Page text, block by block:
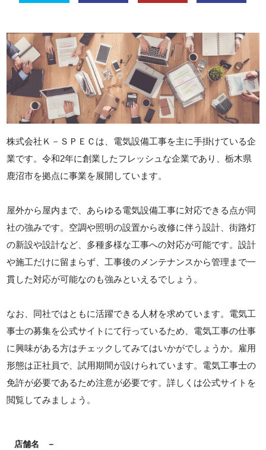
株式会社Ｋ－ＳＰＥＣは、電気設備工事を主に手掛けている企
業です。令和2年に創業したフレッシュな企業であり、栃木県
鹿沼市を拠点に事業を展開しています。
屋外から屋内まで、あらゆる電気設備工事に対応できる点が同
社の強みです。空調や照明の設置から改修に伴う設計、街路灯
の新設や設計など、多種多様な工事への対応が可能です。設計
や施工だけに留まらず、工事後のメンテナンスから管理まで一
貫した対応が可能なのも強みといえるでしょう。
なお、同社ではともに活躍できる人材を求めています。電気工
事士の募集を公式サイトにて行っているため、電気工事の仕事
に興味がある方はチェックしてみてはいかがでしょうか。雇用
形態は正社員で、試用期間が設けられています。電気工事士の
免許が必要であるため注意が必要です。詳しくは公式サイトを
閲覧してみましょう。
店舗名 －